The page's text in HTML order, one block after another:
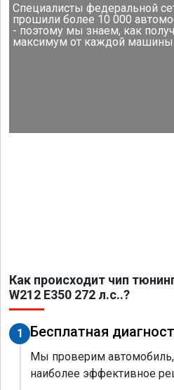
Специалисты федеральной
прошили более 10 000
- поэтому мы знаем, как
максимум от каждой
Как происходит чип
W212 E350 272 л.с..?
1 Бесплатная
Мы проверим
наиболее эффективное